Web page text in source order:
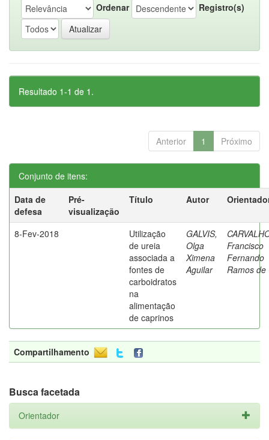
Ordenar
Registro(s)
Resultado 1-1 de 1.
Anterior 1 Próximo
Conjunto de itens:
Data de
defesa
Pré-
visualização
Título Autor
8-Fev-2018
Utilização
de ureia
associada a
fontes de
carboidratos
na
alimentação
de caprinos
GALVIS,
Olga
Ximena
Aguilar
Francisco
Fernando
Ramos de
Compartilhamento
Busca facetada
Orientador